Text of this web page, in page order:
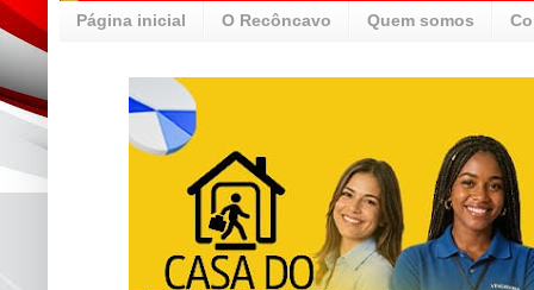
Página inicial O Recôncavo Quem somos